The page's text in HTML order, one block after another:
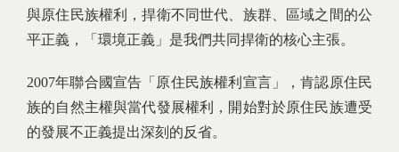
與原住民族權利，捍衛不同世代、族群、區域之間的公
平正義，「環境正義」是我們共同捍衛的核心主張。
2007年聯合國宣告「原住民族權利宣言」，肯認原住民
族的自然主權與當代發展權利，開始對於原住民族遭受
的發展不正義提出深刻的反省。